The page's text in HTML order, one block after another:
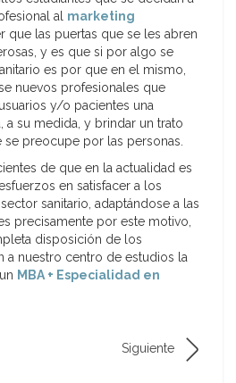
al marketing
que las puertas que se les abren
y es que si por algo se
es por que en el mismo,
nuevos profesionales que
y/o pacientes una
a su medida, y brindar un trato
se preocupe por las personas.
de que en la actualidad es
en satisfacer a los
sanitario, adaptándose a las
precisamente por este motivo,
disposición de los
a nuestro centro de estudios la
MBA + Especialidad en
Siguiente